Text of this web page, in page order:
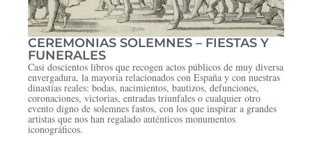
CEREMONIAS SOLEMNES – FIESTAS Y
FUNERALES
Casi doscientos libros que recogen actos públicos de muy diversa
envergadura, la mayoría relacionados con España y con nuestras
dinastías reales: bodas, nacimientos, bautizos, defunciones,
coronaciones, victorias, entradas triunfales o cualquier otro
evento digno de solemnes fastos, con los que inspirar a grandes
artistas que nos han regalado auténticos monumentos
iconográficos.